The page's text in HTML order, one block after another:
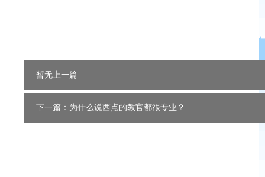
暂无上一篇
下一篇：为什么说西点的教官都很专业？